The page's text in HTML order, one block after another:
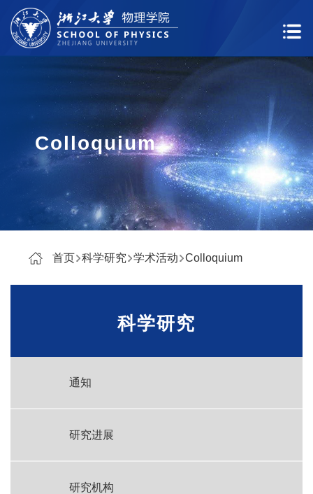
Colloquium
首页 科学研究 学术活动 Colloquium
科学研究
通知
研究进展
研究机构